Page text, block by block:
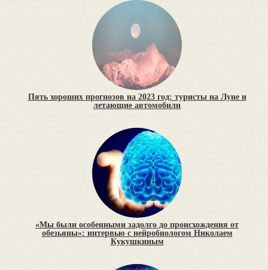
Пять хороших прогнозов на 2023 год: туристы на Луне и
летающие автомобили
«Мы были особенными задолго до происхождения от
обезьяны»: интервью с нейробиологом Николаем
Кукушкиным